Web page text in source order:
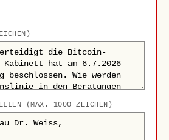
(MAX. 1000 ZEICHEN)